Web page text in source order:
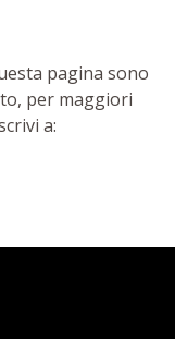
pagina sono
per maggiori
a: